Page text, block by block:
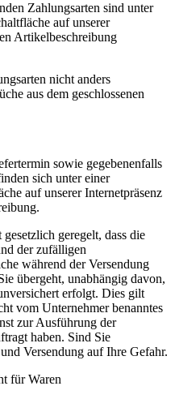
Zahlungsarten sind unter
auf unserer
Artikelbeschreibung
nicht anders
aus dem geschlossenen
sowie gegebenenfalls
sich unter einer
auf unserer Internetpräsenz
geregelt, dass die
der zufälligen
während der Versendung
übergeht, unabhängig davon,
erfolgt. Dies gilt
vom Unternehmer benanntes
zur Ausführung der
haben. Sind Sie
Versendung auf Ihre Gefahr.
für Waren